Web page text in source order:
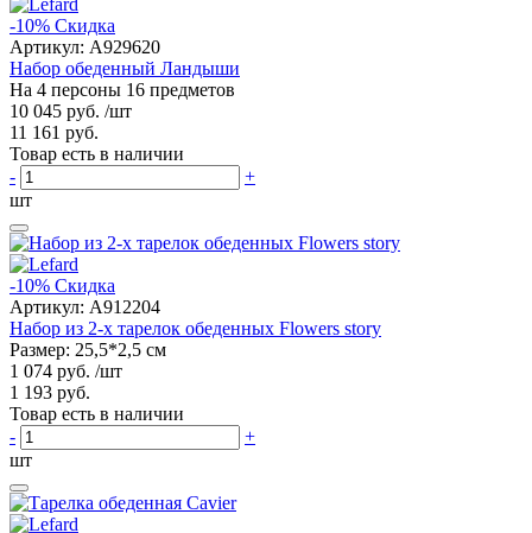
-10% Скидка
Артикул: A929620
Набор обеденный Ландыши
На 4 персоны 16 предметов
10 045 руб. /шт
11 161 руб.
Товар есть в наличии
-
+
шт
-10% Скидка
Артикул: A912204
Набор из 2-х тарелок обеденных Flowers story
Размер: 25,5*2,5 см
1 074 руб. /шт
1 193 руб.
Товар есть в наличии
-
+
шт